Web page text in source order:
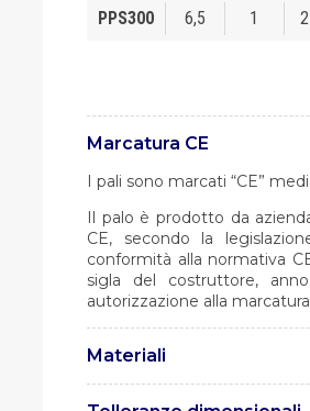
PPS300 6,5 1
Marcatura CE
I pali sono marcati “CE”
Il palo è prodotto da
CE, secondo la
conformità alla normativa
sigla del costruttore,
autorizzazione alla
Materiali